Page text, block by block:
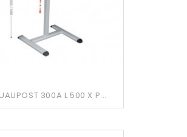
300A L 500 X P...